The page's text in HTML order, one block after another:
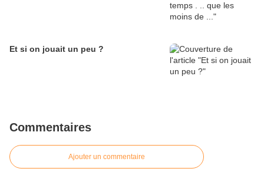
Et si on jouait un peu ?
Commentaires
Ajouter un commentaire